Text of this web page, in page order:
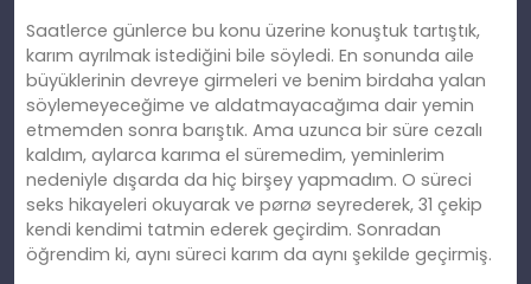
Saatlerce günlerce bu konu üzerine konuştuk tartıştık,
karım ayrılmak istediğini bile söyledi. En sonunda aile
büyüklerinin devreye girmeleri ve benim birdaha yalan
söylemeyeceğime ve aldatmayacağıma dair yemin
etmemden sonra barıştık. Ama uzunca bir süre cezalı
kaldım, aylarca karıma el süremedim, yeminlerim
nedeniyle dışarda da hiç birşey yapmadım. O süreci
seks hikayeleri okuyarak ve pørnø seyrederek, 31 çekip
kendi kendimi tatmin ederek geçirdim. Sonradan
öğrendim ki, aynı süreci karım da aynı şekilde geçirmiş.